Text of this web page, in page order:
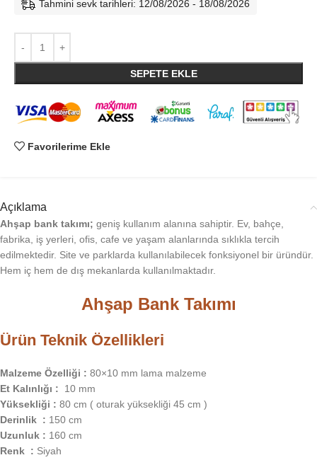
Tahmini sevk tarihleri: 12/08/2026 - 18/08/2026
SEPETE EKLE
Favorilerime Ekle
Açıklama
Ahşap bank takımı; geniş kullanım alanına sahiptir. Ev, bahçe,
fabrika, iş yerleri, ofis, cafe ve yaşam alanlarında sıklıkla tercih
edilmektedir. Site ve parklarda kullanılabilecek fonksiyonel bir üründür.
Hem iç hem de dış mekanlarda kullanılmaktadır.
Ahşap Bank Takımı
Ürün Teknik Özellikleri
Malzeme Özelliği : 80×10 mm lama malzeme
Et Kalınlığı :
10 mm
Yüksekliği : 80 cm ( oturak yüksekliği 45 cm )
Derinlik : 150 cm
Uzunluk : 160 cm
Renk : Siyah